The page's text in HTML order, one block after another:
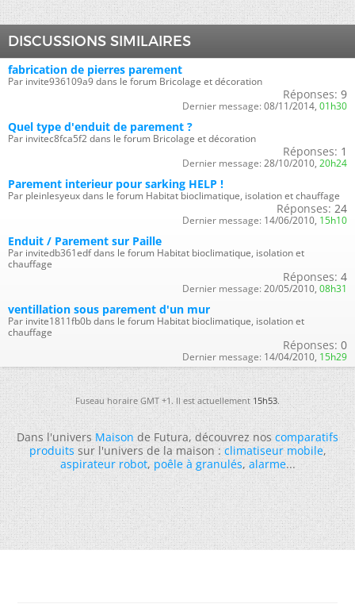
DISCUSSIONS SIMILAIRES
fabrication de pierres parement
Par invite936109a9 dans le forum Bricolage et décoration
Réponses: 9
Dernier message: 08/11/2014, 01h30
Quel type d'enduit de parement ?
Par invitec8fca5f2 dans le forum Bricolage et décoration
Réponses: 1
Dernier message: 28/10/2010, 20h24
Parement interieur pour sarking HELP !
Par pleinlesyeux dans le forum Habitat bioclimatique, isolation et chauffage
Réponses: 24
Dernier message: 14/06/2010, 15h10
Enduit / Parement sur Paille
Par invitedb361edf dans le forum Habitat bioclimatique, isolation et
chauffage
Réponses: 4
Dernier message: 20/05/2010, 08h31
ventillation sous parement d'un mur
Par invite1811fb0b dans le forum Habitat bioclimatique, isolation et
chauffage
Réponses: 0
Dernier message: 14/04/2010, 15h29
Fuseau horaire GMT +1. Il est actuellement15h53.
Dans l'universMaisonde Futura, découvrez noscomparatifs
produitssur l'univers de la maison :climatiseur mobile,
aspirateur robot,poêle à granulés,alarme...